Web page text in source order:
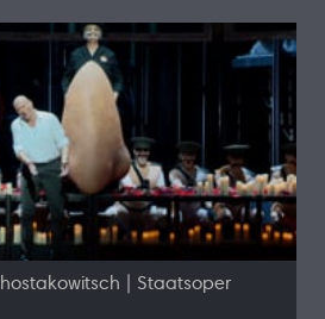
| Staatsoper